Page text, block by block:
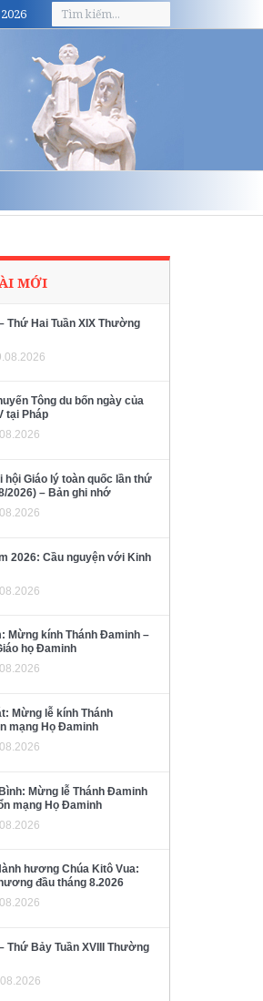
MỚI
Thứ Hai Tuần XIX Thường
Tông du bốn ngày của
tại Pháp
hội Giáo lý toàn quốc lần thứ
2026) – Bản ghi nhớ
2026: Cầu nguyện với Kinh
Mừng kính Thánh Đaminh –
họ Đaminh
Mừng lễ kính Thánh
mạng Họ Đaminh
Mừng lễ Thánh Đaminh
mạng Họ Đaminh
hương Chúa Kitô Vua:
đầu tháng 8.2026
Thứ Bảy Tuần XVIII Thường